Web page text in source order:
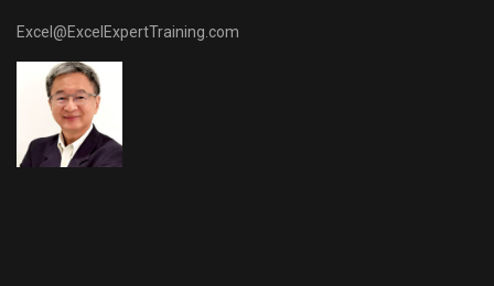
Excel@ExcelExpertTraining.com